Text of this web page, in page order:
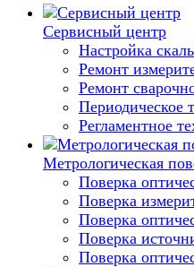
Сервисный центр
Настройка
Ремонт
Ремонт
Периодическое
Регламентное
Метрологическая
Поверка
Поверка
Поверка
Поверка
Поверка